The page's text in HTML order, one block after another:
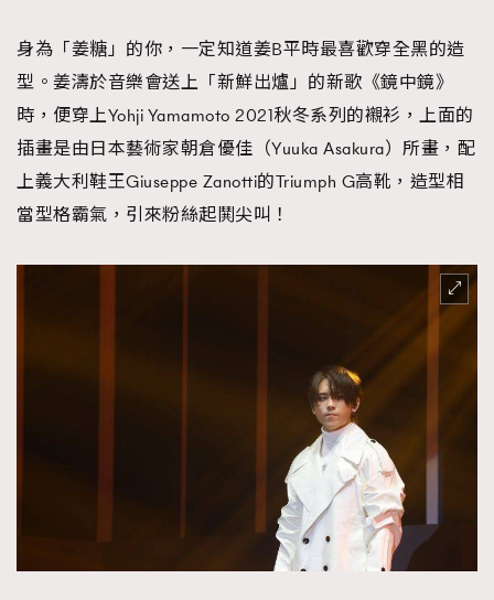
身為「姜糖」的你，一定知道姜B平時最喜歡穿全黑的造
型。姜濤於音樂會送上「新鮮出爐」的新歌《鏡中鏡》
時，便穿上Yohji Yamamoto 2021秋冬系列的襯衫，上面的
插畫是由日本藝術家朝倉優佳（Yuuka Asakura）所畫，配
上義大利鞋王Giuseppe Zanotti的Triumph G高靴，造型相
當型格霸氣，引來粉絲起鬨尖叫！